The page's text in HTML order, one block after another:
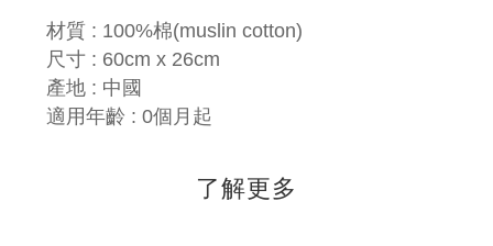
材質 : 100%棉(muslin cotton)
尺寸 : 60cm x 26cm
產地 : 中國
適用年齡 : 0個月起
了解更多